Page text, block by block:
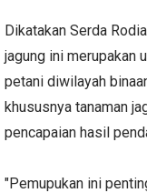
Dikatakan Serda
jagung ini merupakan
petani diwilayah
khususnya tanaman
pencapaian hasil
"Pemupukan ini